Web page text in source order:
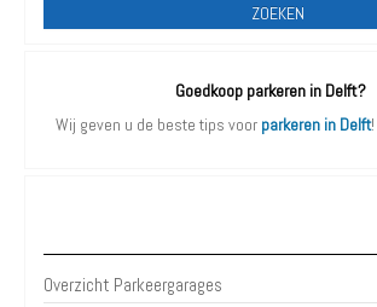
ZOEKEN
Goedkoop parkeren in Delft?
Wij geven u de beste tips voor parkeren in Delft!
Overzicht Parkeergarages